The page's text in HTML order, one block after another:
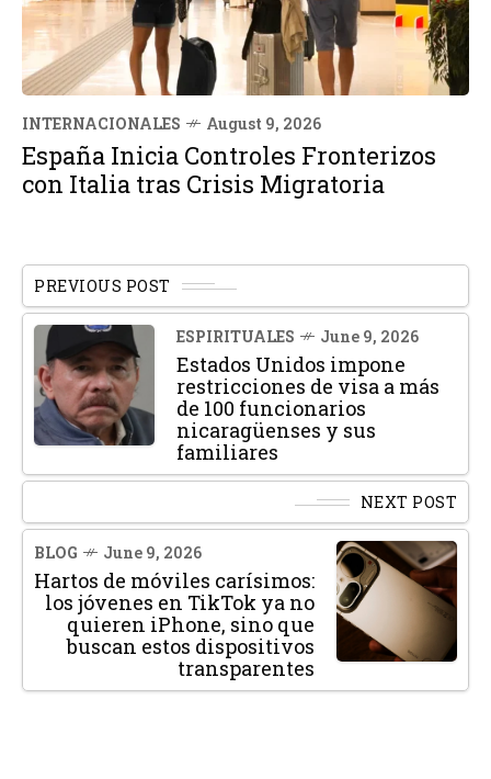
INTERNACIONALES August 9, 2026
España Inicia Controles Fronterizos
con Italia tras Crisis Migratoria
PREVIOUS POST
ESPIRITUALES June 9, 2026
Estados Unidos impone
restricciones de visa a más
de 100 funcionarios
nicaragüenses y sus
familiares
NEXT POST
BLOG June 9, 2026
Hartos de móviles carísimos:
los jóvenes en TikTok ya no
quieren iPhone, sino que
buscan estos dispositivos
transparentes